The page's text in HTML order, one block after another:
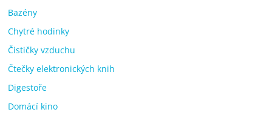
Bazény
Chytré hodinky
Čističky vzduchu
Čtečky elektronických knih
Digestoře
Domácí kino